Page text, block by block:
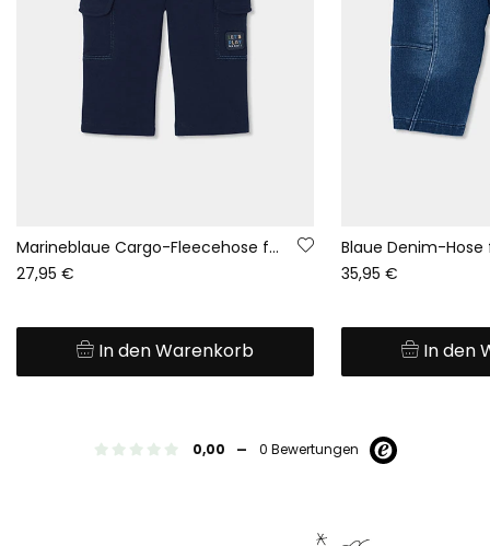
Marineblaue Cargo-Fleecehose für Jungen
27,95 €
In den Warenkorb
35,95 €
In den
0,00 - 0 Bewertungen